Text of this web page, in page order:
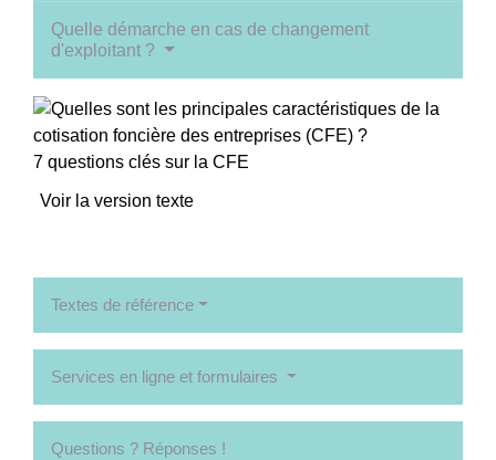
Quelle démarche en cas de changement
d'exploitant ?
7 questions clés sur la CFE
Voir la version texte
Textes de référence
Services en ligne et formulaires
Questions ? Réponses !